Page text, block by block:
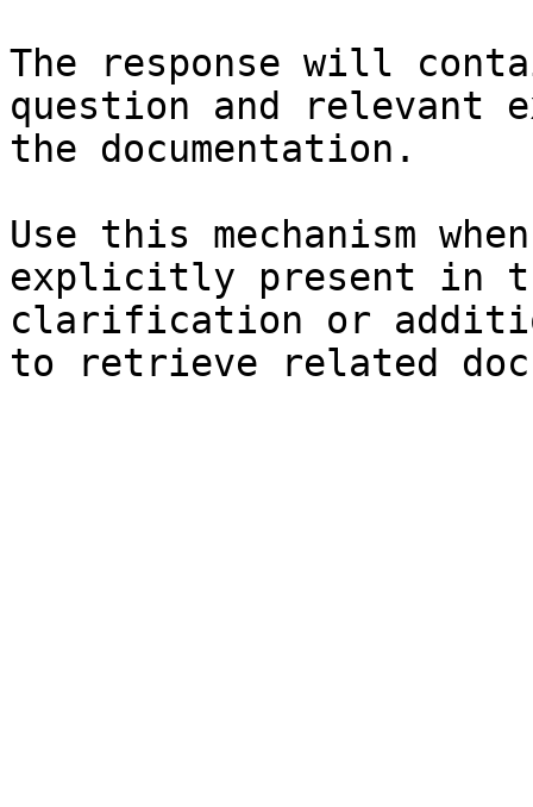
The response will
question and relevant
the documentation.
Use this mechanism
explicitly present in
clarification or